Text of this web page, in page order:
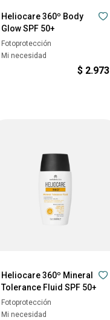
Heliocare 360º Body
Glow SPF 50+
Fotoprotección
Mi necesidad
$ 2.973
Heliocare 360º Mineral
Tolerance Fluid SPF 50+
Fotoprotección
Mi necesidad